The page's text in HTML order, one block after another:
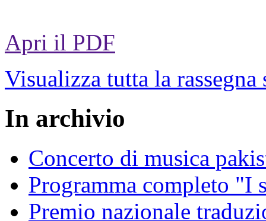
Apri il PDF
Visualizza tutta la rassegna
In archivio
Concerto di musica
Programma completo "I
Premio nazionale